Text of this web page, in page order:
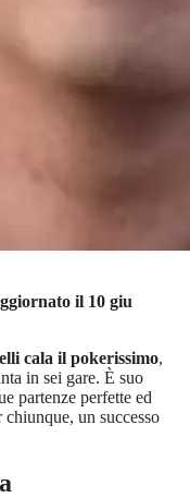
il 10 giu
cala il pokerissimo,
in sei gare. È suo
partenze perfette ed
un successo